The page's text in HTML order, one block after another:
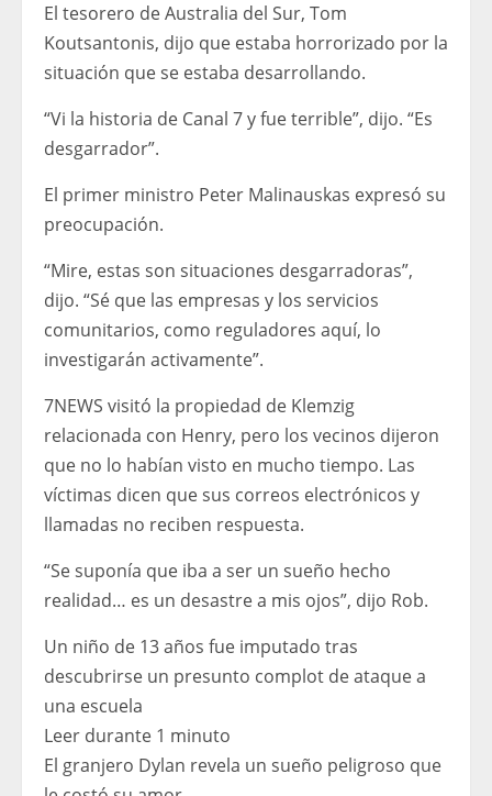
El tesorero de Australia del Sur, Tom
Koutsantonis, dijo que estaba horrorizado por la
situación que se estaba desarrollando.
“Vi la historia de Canal 7 y fue terrible”, dijo. “Es
desgarrador”.
El primer ministro Peter Malinauskas expresó su
preocupación.
“Mire, estas son situaciones desgarradoras”,
dijo. “Sé que las empresas y los servicios
comunitarios, como reguladores aquí, lo
investigarán activamente”.
7NEWS visitó la propiedad de Klemzig
relacionada con Henry, pero los vecinos dijeron
que no lo habían visto en mucho tiempo. Las
víctimas dicen que sus correos electrónicos y
llamadas no reciben respuesta.
“Se suponía que iba a ser un sueño hecho
realidad… es un desastre a mis ojos”, dijo Rob.
Un niño de 13 años fue imputado tras
descubrirse un presunto complot de ataque a
una escuela
Leer durante 1 minuto
El granjero Dylan revela un sueño peligroso que